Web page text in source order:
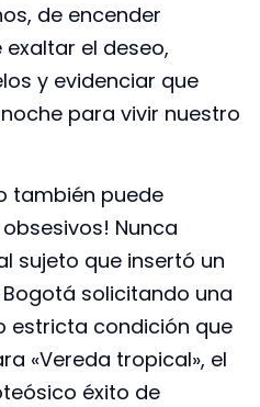
de encender
el deseo,
y evidenciar que
para vivir nuestro
también puede
Nunca
sujeto que insertó un
solicitando una
estricta condición que
«Vereda tropical», el
éxito de